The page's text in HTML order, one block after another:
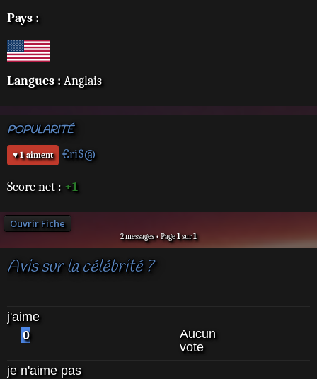
Pays :
Langues : Anglais
POPULARITÉ
♥ 1 aiment €ri$@
Score net : +1
Ouvrir Fiche
2 messages • Page1sur1
Avis sur la célébrité ?
j'aime
0
Aucun
vote
je n'aime pas